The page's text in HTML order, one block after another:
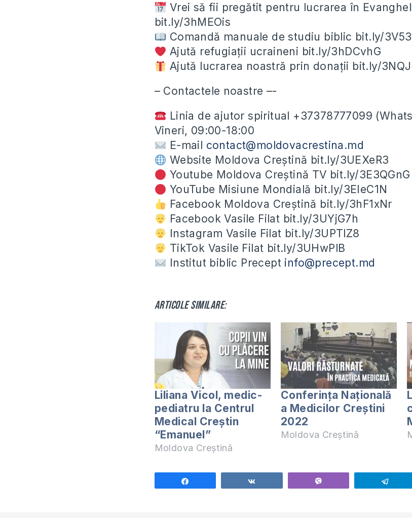
Vrei să fii pregătit pentru lucrarea în
bit.ly/3hMEOis
Comandă manuale de studiu biblic bit.ly/
Ajută refugiații ucraineni bit.ly/3hDCvhG
Ajută lucrarea noastră prin donații bit.ly/
– Contactele noastre –-
Linia de ajutor spiritual +37378777099
Vineri, 09:00-18:00
E-mail contact@moldovacrestina.md
Website Moldova Creștină bit.ly/3UEXeR3
Youtube Moldova Creștină TV bit.ly/3E3QGnG
YouTube Misiune Mondială bit.ly/3EIeC1N
Facebook Moldova Creștină bit.ly/3hF1xNr
Facebook Vasile Filat bit.ly/3UYjG7h
Instagram Vasile Filat bit.ly/3UPTlZ8
TikTok Vasile Filat bit.ly/3UHwPlB
Institut biblic Precept info@precept.md
Articole similare:
Liliana Vicol, medic-
pediatru la Centrul
Medical Creștin
“Emanuel”
Moldova Creștină
Conferința Națională
a Medicilor Creștini
2022
Moldova Creștină